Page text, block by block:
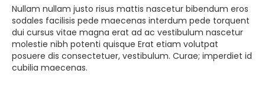
Nullam nullam justo risus mattis nascetur bibendum eros
sodales facilisis pede maecenas interdum pede torquent
dui cursus vitae magna erat ad ac vestibulum nascetur
molestie nibh potenti quisque Erat etiam volutpat
posuere dis consectetuer, vestibulum. Curae; imperdiet id
cubilia maecenas.